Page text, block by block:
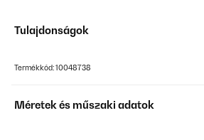
Tulajdonságok
Termékkód: 10048738
Méretek és műszaki adatok